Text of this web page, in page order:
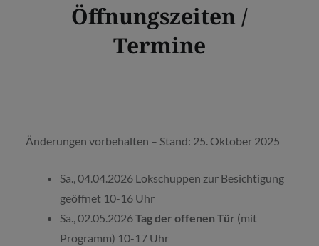
Öffnungszeiten /
Termine
Änderungen vorbehalten – Stand: 25. Oktober 2025
Sa., 04.04.2026 Lokschuppen zur Besichtigung
geöffnet 10-16 Uhr
Sa., 02.05.2026Tag der offenen Tür (mit
Programm) 10-17 Uhr